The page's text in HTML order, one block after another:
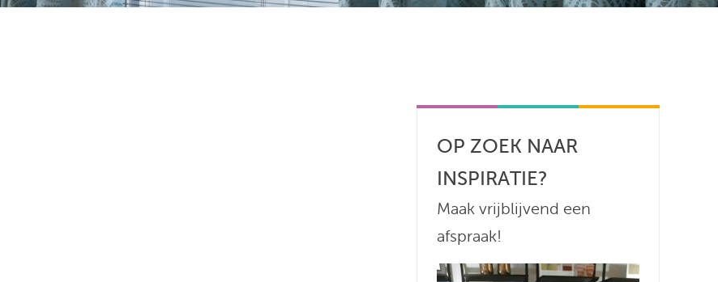
OP ZOEK NAAR
INSPIRATIE?
Maak vrijblijvend een
afspraak!